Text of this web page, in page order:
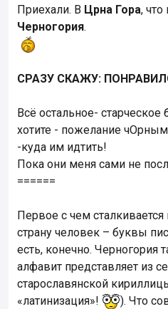
Приехали. В Црна Гора,
Черногория.
СРАЗУ СКАЖУ:
Всё остальное-
хотите - пожелание
-куда им идтить!
Пока они меня сами не
======
Первое с чем
страну человек – буквы
есть, конечно. Черногория
алфавит представляет из
старославянской
«латинизация»!
). Что